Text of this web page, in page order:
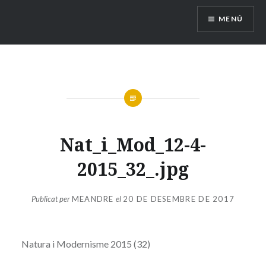
MENÚ
Nat_i_Mod_12-4-
2015_32_.jpg
Publicat perMEANDRE el 20 DE DESEMBRE DE 2017
Natura i Modernisme 2015 (32)